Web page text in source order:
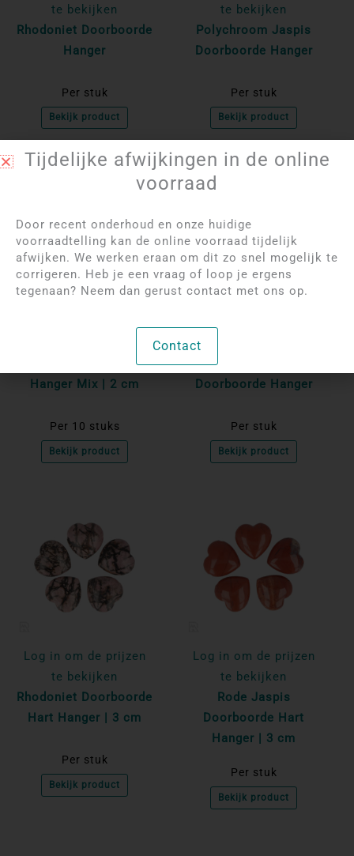
te bekijken
Rhodoniet Doorboorde
Hanger
Per stuk
Bekijk product
te bekijken
Polychroom Jaspis
Doorboorde Hanger
Per stuk
Bekijk product
NIET OP VOORRAAD
Harten Doorboorde
Hanger Mix | 2 cm
Per 10 stuks
Bekijk product
Oceaan Jaspis
Doorboorde Hanger
Per stuk
Bekijk product
Log in om de prijzen
te bekijken
Rhodoniet Doorboorde
Hart Hanger | 3 cm
Per stuk
Bekijk product
Log in om de prijzen
te bekijken
Rode Jaspis
Doorboorde Hart
Hanger | 3 cm
Per stuk
Bekijk product
Tijdelijke afwijkingen in de online
voorraad
Door recent onderhoud en onze huidige
voorraadtelling kan de online voorraad tijdelijk
afwijken. We werken eraan om dit zo snel mogelijk te
corrigeren. Heb je een vraag of loop je ergens
tegenaan? Neem dan gerust contact met ons op.
Contact